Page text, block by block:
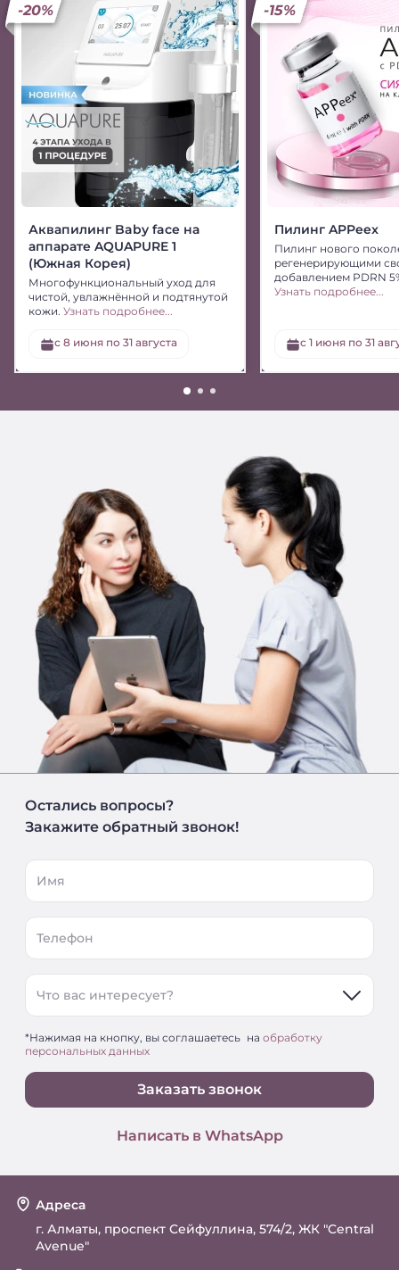
Аквапилинг Baby face на
аппарате AQUAPURE 1
(Южная Корея)
Многофункциональный уход для
чистой, увлажнённой и подтянутой
кожи. Узнать подробнее...
с 8 июня по 31 августа
-20%
Пилинг APPeex
Пилинг нового
регенерирующими
добавлением PDRN
Узнать подробнее...
c 1 июня по 31
-15%
Остались вопросы?
Закажите обратный звонок!
Имя
Телефон
Что вас интересует?
*Нажимая на кнопку, вы соглашаетесь на обработку
персональных данных
Заказать звонок
Написать в WhatsApp
Адреса
г. Алматы, проспект Сейфуллина, 574/2, ЖК "Central
Avenue"